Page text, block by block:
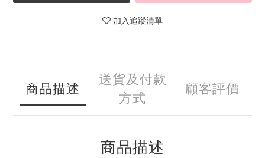
加入追蹤清單
商品描述
送貨及付款
方式
顧客評價
商品描述